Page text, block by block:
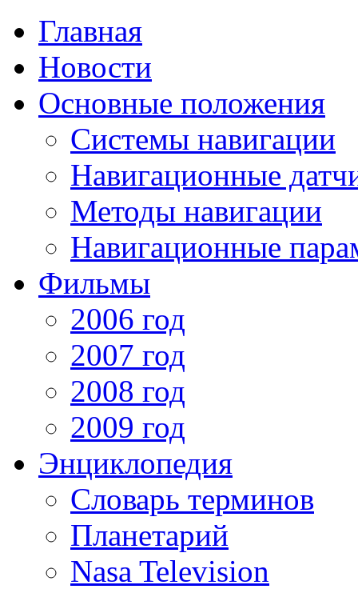
Главная
Новости
Основные положения
Системы навигации
Навигационные
Методы навигации
Навигационные
Фильмы
2006 год
2007 год
2008 год
2009 год
Энциклопедия
Словарь терминов
Планетарий
Nasa Television